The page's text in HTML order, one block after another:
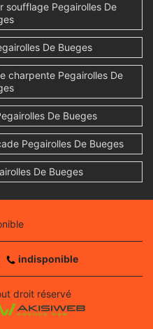
soufflage Pegairolles De
De Bueges
charpente Pegairolles De
De Bueges
Pegairolles De Bueges
De Bueges
indisponible
droit réservé